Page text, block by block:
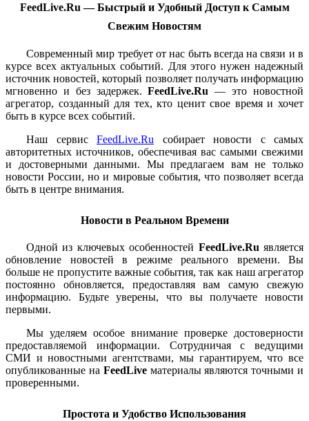
FeedLive.Ru — Быстрый и Удобный Доступ к Самым
Свежим Новостям
Современный мир требует от нас быть всегда на связи и в
курсе всех актуальных событий. Для этого нужен надежный
источник новостей, который позволяет получать информацию
мгновенно и без задержек.FeedLive.Ru — это новостной
агрегатор, созданный для тех, кто ценит свое время и хочет
быть в курсе всех событий.
Наш сервис FeedLive.Ru собирает новости с самых
авторитетных источников, обеспечивая вас самыми свежими
и достоверными данными. Мы предлагаем вам не только
новости России, но и мировые события, что позволяет всегда
быть в центре внимания.
Новости в Реальном Времени
Одной из ключевых особенностей FeedLive.Ruявляется
обновление новостей в режиме реального времени. Вы
больше не пропустите важные события, так как наш агрегатор
постоянно обновляется, предоставляя вам самую свежую
информацию. Будьте уверены, что вы получаете новости
первыми.
Мы уделяем особое внимание проверке достоверности
предоставляемой информации. Сотрудничая с ведущими
СМИ и новостными агентствами, мы гарантируем, что все
опубликованные на FeedLiveматериалы являются точными и
проверенными.
Простота и Удобство Использования